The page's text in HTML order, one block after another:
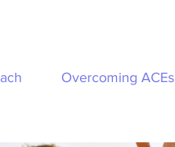
Overcoming ACEs